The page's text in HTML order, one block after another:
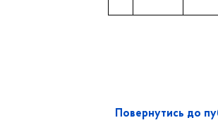
Повернутись до